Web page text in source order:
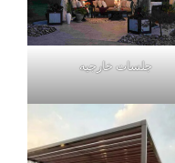
جلسات خارجيه